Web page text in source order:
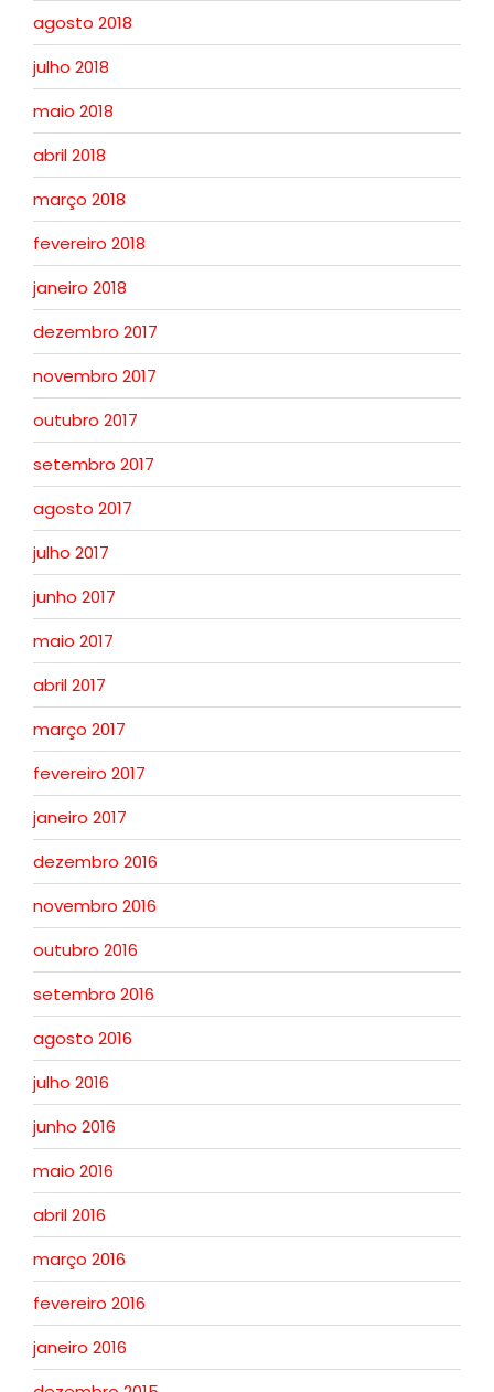
agosto 2018
julho 2018
maio 2018
abril 2018
março 2018
fevereiro 2018
janeiro 2018
dezembro 2017
novembro 2017
outubro 2017
setembro 2017
agosto 2017
julho 2017
junho 2017
maio 2017
abril 2017
março 2017
fevereiro 2017
janeiro 2017
dezembro 2016
novembro 2016
outubro 2016
setembro 2016
agosto 2016
julho 2016
junho 2016
maio 2016
abril 2016
março 2016
fevereiro 2016
janeiro 2016